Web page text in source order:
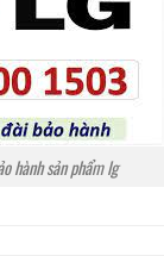
hành sản phẩm lg